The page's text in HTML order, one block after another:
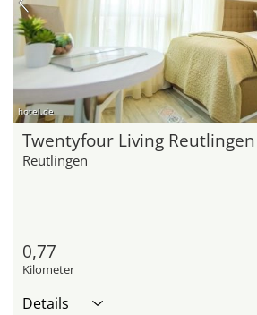
hotel.de
Twentyfour Living Reutlingen
Reutlingen
0,77
Kilometer
Details